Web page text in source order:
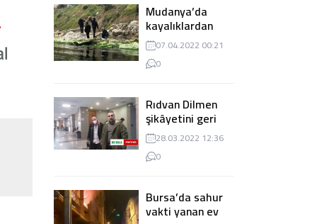
Mudanya’da
kayalıklardan
atlayarak intihar
eden genç ölü
bulundu
07.04.2022 00:21
0
Rıdvan Dilmen
şikâyetini geri
çekti, dava
düşürüldü
28.03.2022 12:36
0
Bursa’da sahur
vakti yanan ev